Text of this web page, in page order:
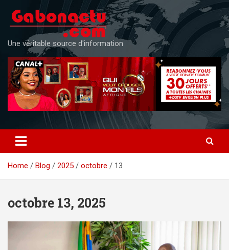
content
Une véritable source d'information
Home Blog 2025 octobre 13
octobre 13, 2025